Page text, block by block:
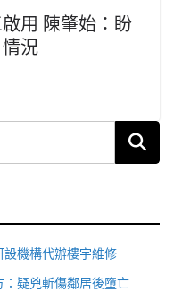
用 陳肇始：盼
況
機構代辦樓宇維修
疑兇斬傷鄰居後墮亡